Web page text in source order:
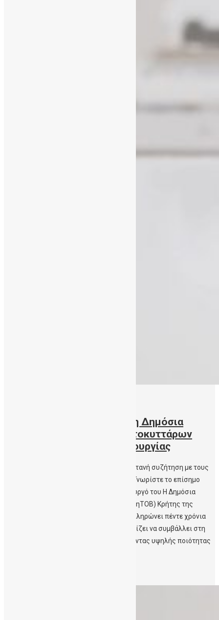
Πάνω από 3000 δωρεές στη Δημόσια
Τράπεζα Ομφαλικών Βλαστοκυττάρων
Κρήτης στα πέντε έτη λειτουργίας
Ανοιχτή διαδικτυακή Ενημέρωση και ζωντανή συζήτηση με τους
μελλοντικούς γονείς και το ευρύ κοινό – Γνωρίστε το επίσημο
τραγούδι της ΔηΤΟΒ Κρήτης και τη δημιουργό του H Δημόσια
Τράπεζα Ομφαλικών Βλαστοκυττάρων (ΔηΤΟΒ) Κρήτης της
Αιματολογικής Κλινικής του ΠΑΓΝΗ, συμπληρώνει πέντε χρόνια
λειτουργίας. Σταθερή στο έργο της, συνεχίζει να συμβάλλει στη
διασφάλιση της Δημόσιας Υγείας παρέχοντας υψηλής ποιότητας